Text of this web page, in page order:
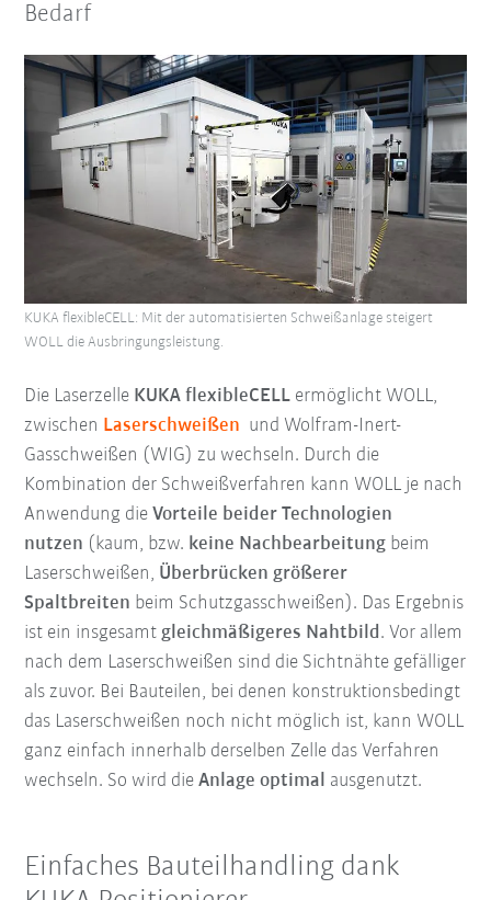
Bedarf
Die Laserzelle KUKA flexibleCELL ermöglicht WOLL,
zwischen Laserschweißen und Wolfram-Inert-
Gasschweißen (WIG) zu wechseln. Durch die
Kombination der Schweißverfahren kann WOLL je nach
Anwendung dieVorteile beider Technologien
nutzen (kaum, bzw. keine Nachbearbeitung beim
Laserschweißen, Überbrücken größerer
Spaltbreiten beim Schutzgasschweißen). Das Ergebnis
ist ein insgesamt gleichmäßigeres Nahtbild . Vor allem
nach dem Laserschweißen sind die Sichtnähte gefälliger
als zuvor. Bei Bauteilen, bei denen konstruktionsbedingt
das Laserschweißen noch nicht möglich ist, kann WOLL
ganz einfach innerhalb derselben Zelle das Verfahren
wechseln. So wird dieAnlage optimal ausgenutzt.
KUKA flexibleCELL: Mit der automatisierten Schweißanlage steigert
WOLL die Ausbringungsleistung.
Einfaches Bauteilhandling dank